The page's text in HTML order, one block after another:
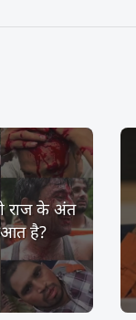
राज के अंत
है?